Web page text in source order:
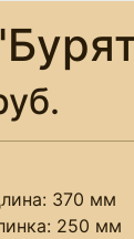
370 мм
250 мм